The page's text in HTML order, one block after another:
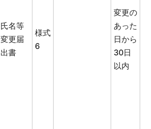
氏名等
変更届
出書
様式
6
変更の
あった
日から
30日
以内